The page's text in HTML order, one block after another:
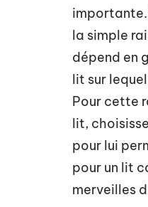
importante.
la simple
dépend en
lit sur
Pour cette
lit,
pour lui
pour un lit
merveilles